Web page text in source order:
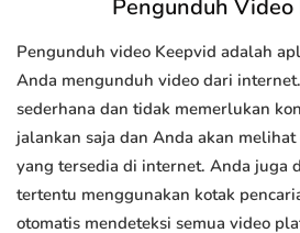
Pengunduh Video
Pengunduh video Keepvid adalah
Anda mengunduh video dari
sederhana dan tidak memerlukan
jalankan saja dan Anda akan
yang tersedia di internet. Anda juga
tertentu menggunakan kotak
otomatis mendeteksi semua video